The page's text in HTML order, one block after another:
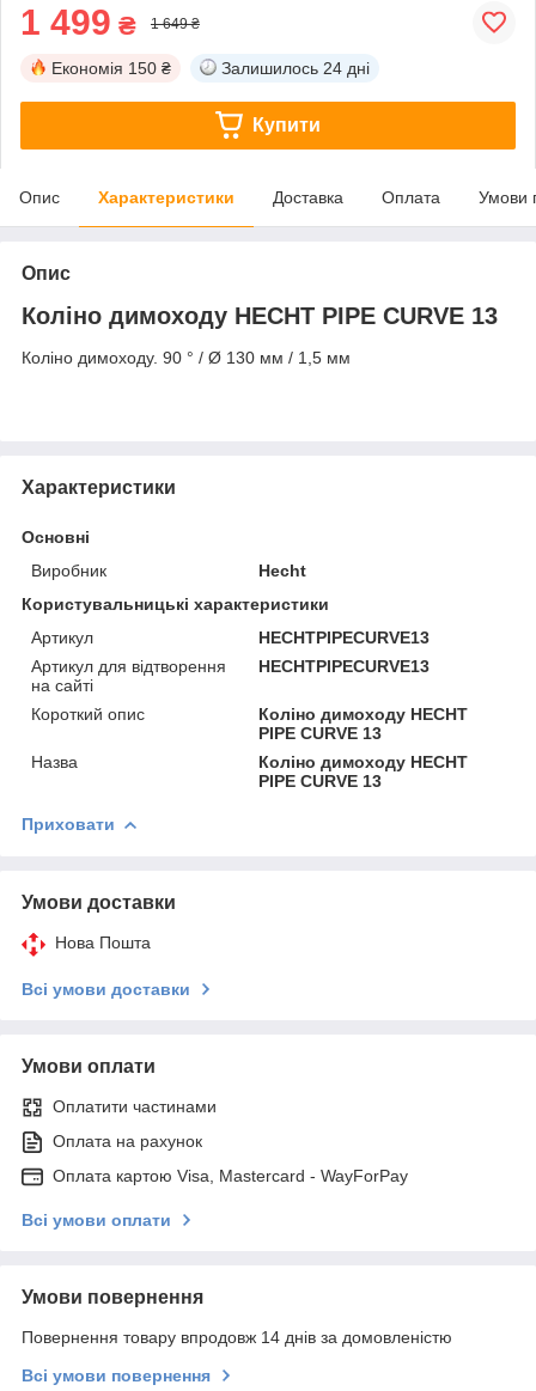
1 499 ₴ 1 649 ₴
Економія 150 ₴ Залишилось 24 дні
Купити
Опис Характеристики Доставка Оплата Умови
Опис
Коліно димоходу HECHT PIPE CURVE 13
Коліно димоходу. 90 ° / Ø 130 мм / 1,5 мм
Характеристики
Основні
Виробник
Hecht
Користувальницькі характеристики
Артикул
HECHTPIPECURVE13
Артикул для відтворення
на сайті
HECHTPIPECURVE13
Короткий опис
Коліно димоходу HECHT
PIPE CURVE 13
Назва
Коліно димоходу HECHT
PIPE CURVE 13
Приховати
Умови доставки
Нова Пошта
Всі умови доставки
Умови оплати
Оплатити частинами
Оплата на рахунок
Оплата картою Visa, Mastercard - WayForPay
Всі умови оплати
Умови повернення
Повернення товару впродовж 14 днів за домовленістю
Всі умови повернення